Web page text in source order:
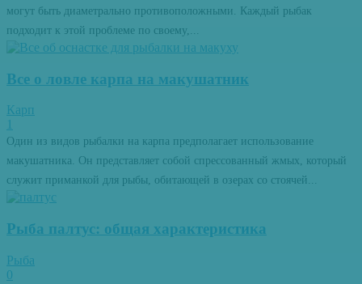
могут быть диаметрально противоположными. Каждый рыбак
подходит к этой проблеме по своему,...
Все о ловле карпа на макушатник
Карп
1
Один из видов рыбалки на карпа предполагает использование
макушатника. Он представляет собой спрессованный жмых, который
служит приманкой для рыбы, обитающей в озерах со стоячей...
Рыба палтус: общая характеристика
Рыба
0